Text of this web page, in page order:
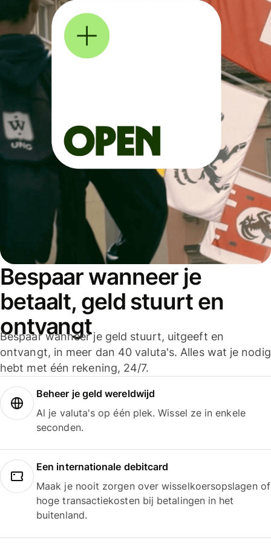
Bespaar wanneer je
betaalt, geld stuurt en
ontvangt
Bespaar wanneer je geld stuurt, uitgeeft en
ontvangt, in meer dan 40 valuta's. Alles wat je nodig
hebt met één rekening, 24/7.
Beheer je geld wereldwijd
Al je valuta's op één plek. Wissel ze in enkele
seconden.
Een internationale debitcard
Maak je nooit zorgen over wisselkoersopslagen of
hoge transactiekosten bij betalingen in het
buitenland.